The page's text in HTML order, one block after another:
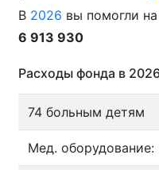
В 2026 вы помогли
6 913 930
Расходы фонда в
74 больным детям
Мед. оборудование: